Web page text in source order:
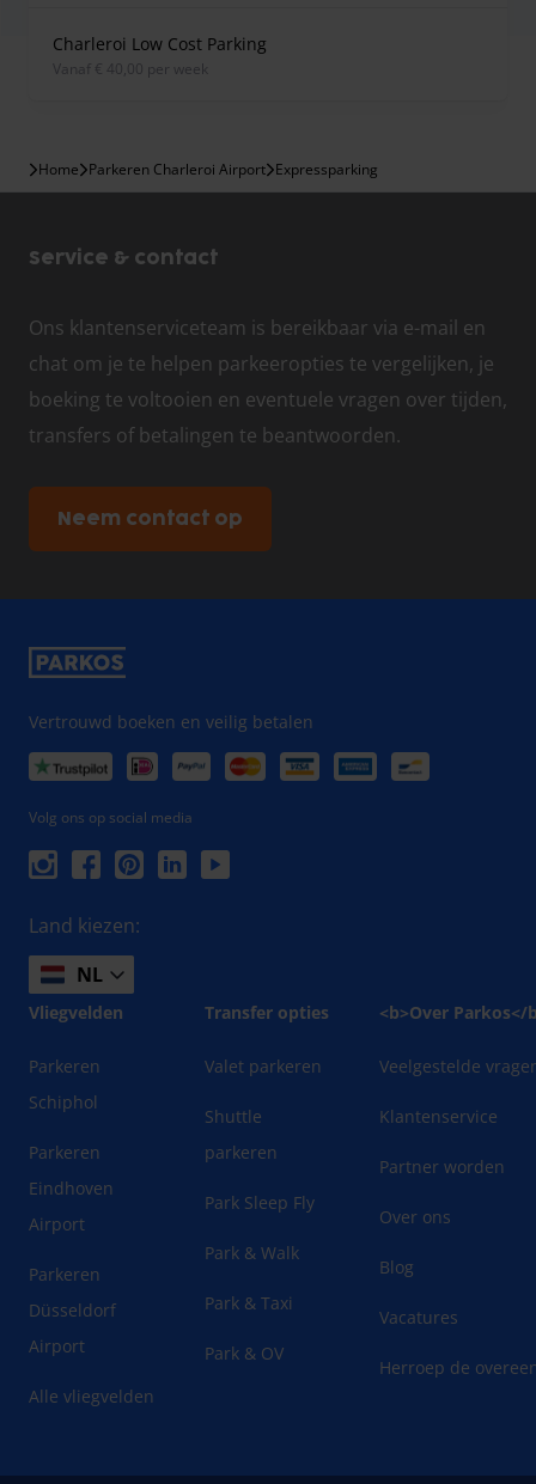
Charleroi Low Cost Parking
vanaf € 40,00 per week
Home Parkeren Charleroi Airport Expressparking
Service & contact
Ons klantenserviceteam is bereikbaar via e-mail en
chat om je te helpen parkeeropties te vergelijken, je
boeking te voltooien en eventuele vragen over tijden,
transfers of betalingen te beantwoorden.
Neem contact op
Vertrouwd boeken en veilig betalen
Volg ons op social media
Land kiezen:
NL
Vliegvelden
Parkeren
Schiphol
Parkeren
Eindhoven
Airport
Parkeren
Düsseldorf
Airport
Alle vliegvelden
Transfer opties
Valet parkeren
Shuttle
parkeren
Park Sleep Fly
Park & Walk
Park & Taxi
Park & OV
<b>Over Parkos</
Veelgestelde
Klantenservice
Partner worden
Over ons
Blog
Vacatures
Herroep de